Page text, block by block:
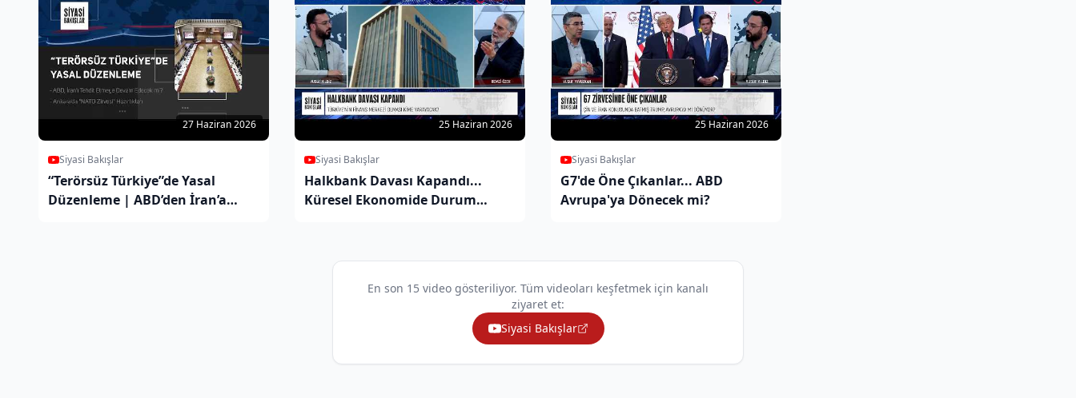
27 Haziran 2026
Siyasi Bakışlar
“Terörsüz Türkiye”de Yasal
Düzenleme | ABD’den İran’a
25 Haziran 2026
Siyasi Bakışlar
Halkbank Davası Kapandı...
Küresel Ekonomide Durum
25 Haziran 2026
Siyasi Bakışlar
G7'de Öne Çıkanlar... ABD
Avrupa'ya Dönecek mi?
En son 15 video gösteriliyor. Tüm videoları keşfetmek için kanalı
ziyaret et:
Siyasi Bakışlar